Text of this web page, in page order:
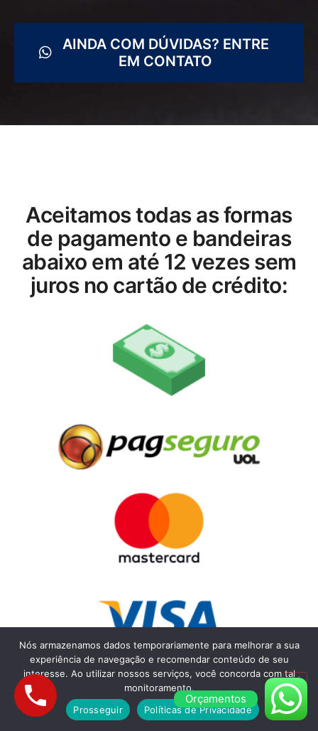
AINDA COM DÚVIDAS? ENTRE
EM CONTATO
Aceitamos todas as formas
de pagamento e bandeiras
abaixo em até 12 vezes sem
juros no cartão de crédito:
Orçamentos
Nós armazenamos dados temporariamente para melhorar a sua
experiência de navegação e recomendar conteúdo de seu
interesse. Ao utilizar nossos serviços, você concorda com tal
monitoramento.
Prosseguir
Políticas de Privacidade